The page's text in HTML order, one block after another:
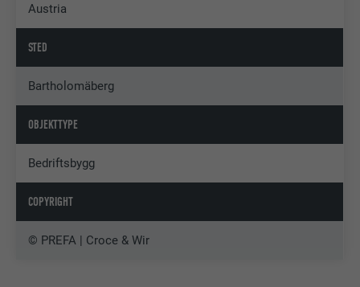
Austria
STED
Bartholomäberg
OBJEKTTYPE
Bedriftsbygg
COPYRIGHT
© PREFA | Croce & Wir